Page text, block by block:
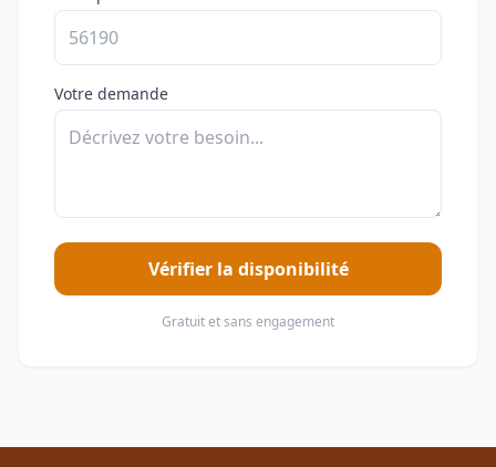
Votre demande
Vérifier la disponibilité
Gratuit et sans engagement